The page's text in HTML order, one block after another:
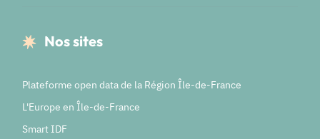
Nos sites
Plateforme open data de la Région Île-de-France
L'Europe en Île-de-France
Smart IDF